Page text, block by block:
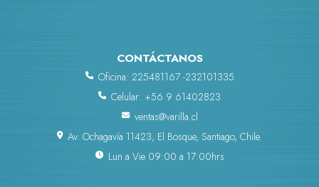
CONTÁCTANOS
Oficina: 225481167 -232101335
Celular: +56 9 61402823
ventas@varilla.cl
Av. Ochagavía 11423, El Bosque, Santiago, Chile.
Lun a Vie 09:00 a 17:00hrs